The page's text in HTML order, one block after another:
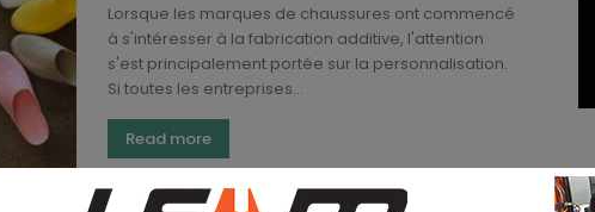
Lorsque les marques de chaussures ont commencé
à s'intéresser à la fabrication additive, l'attention
s'est principalement portée sur la personnalisation.
Si toutes les entreprises...
Read more